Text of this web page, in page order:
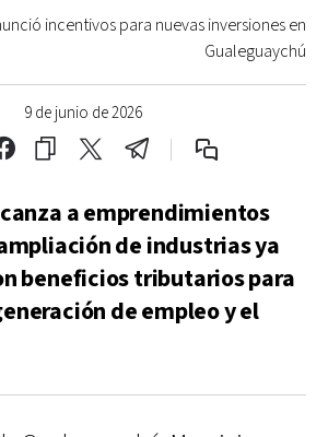
9 de junio de 2026
incentivos para nuevas inversiones en
Gualeguaychú
a emprendimientos
de industrias ya
beneficios tributarios para
de empleo y el